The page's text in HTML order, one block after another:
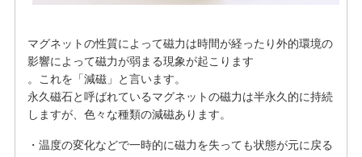
マグネットの性質によって磁力は時間が経ったり外的環境の
影響によって磁力が弱まる現象が起こります
。これを「減磁」と言います。
永久磁石と呼ばれているマグネットの磁力は半永久的に持続
しますが、色々な種類の減磁あります。
・温度の変化などで一時的に磁力を失っても状態が元に戻る